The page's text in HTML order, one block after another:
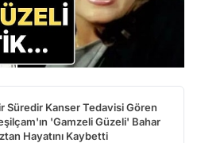
Süredir Kanser Tedavisi Gören
'Gamzeli Güzeli' Bahar
Hayatını Kaybetti